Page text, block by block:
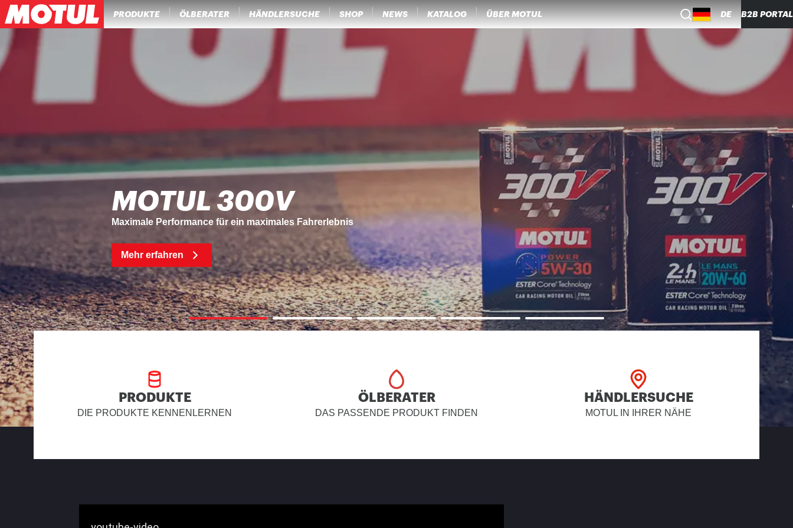
PRODUKTE ÖLBERATER HÄNDLERSUCHE SHOP NEWS KATALOG ÜBER MOTUL DE B2B PORTAL
MOTUL MC CARE
Für anhaltende Performance: Gib deinem Motorrad die Pflege, die es verdient
Mehr erfahren
PRODUKTE
DIE PRODUKTE KENNENLERNEN
ÖLBERATER
DAS PASSENDE PRODUKT FINDEN
HÄNDLERSUCHE
MOTUL IN IHRER NÄHE